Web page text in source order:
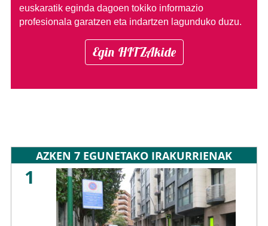
euskaratik eginda dagoen tokiko informazio
profesionala garatzen eta indartzen lagunduko duzu.
Egin HITZAkide
AZKEN 7 EGUNETAKO IRAKURRIENAK
1